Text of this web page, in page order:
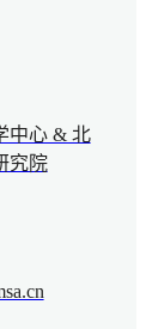
中心 & 北
究院